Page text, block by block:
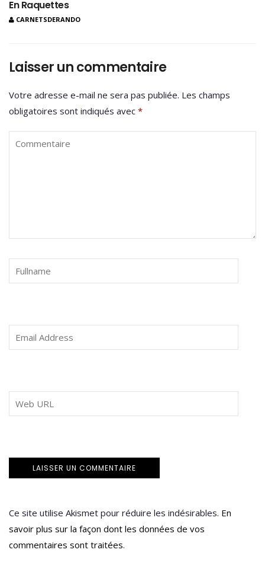
En Raquettes
CARNETSDERANDO
Laisser un commentaire
Votre adresse e-mail ne sera pas publiée. Les champs
obligatoires sont indiqués avec *
Ce site utilise Akismet pour réduire les indésirables. En
savoir plus sur la façon dont les données de vos
commentaires sont traitées.